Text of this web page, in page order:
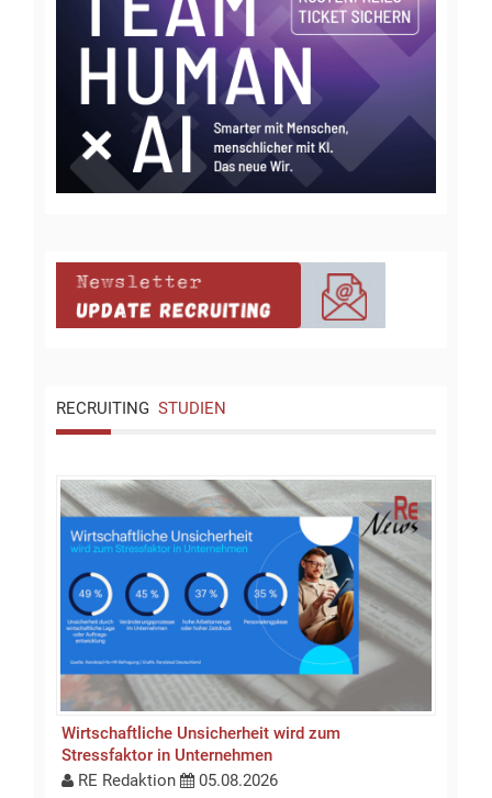
RECRUITING STUDIEN
Wirtschaftliche Unsicherheit wird zum
Stressfaktor in Unternehmen
RE Redaktion
05.08.2026